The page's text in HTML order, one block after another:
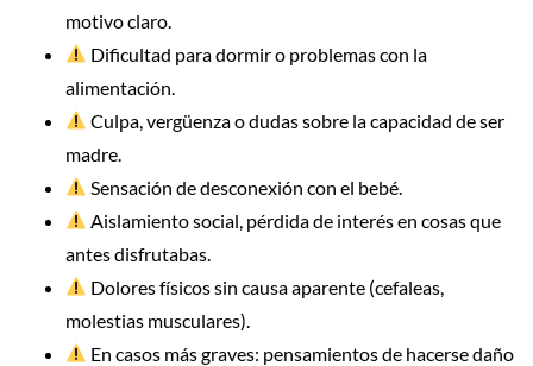
motivo claro.
Dificultad para dormir o problemas con la
alimentación.
Culpa, vergüenza o dudas sobre la capacidad de ser
madre.
Sensación de desconexión con el bebé.
Aislamiento social, pérdida de interés en cosas que
antes disfrutabas.
Dolores físicos sin causa aparente (cefaleas,
molestias musculares).
En casos más graves: pensamientos de hacerse daño